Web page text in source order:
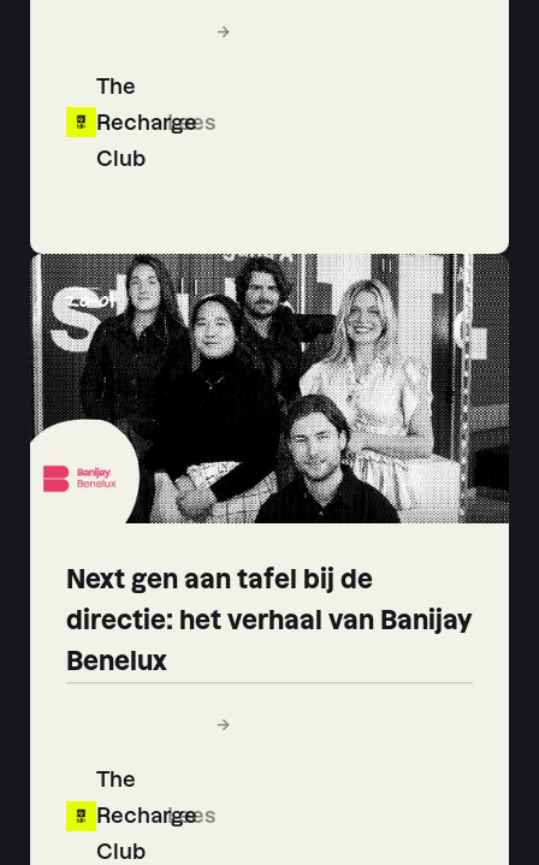
The
Recharge
Club
Lees
Next gen aan tafel bij de
directie: het verhaal van Banijay
Benelux
The
Recharge
Club
Lees
20-01